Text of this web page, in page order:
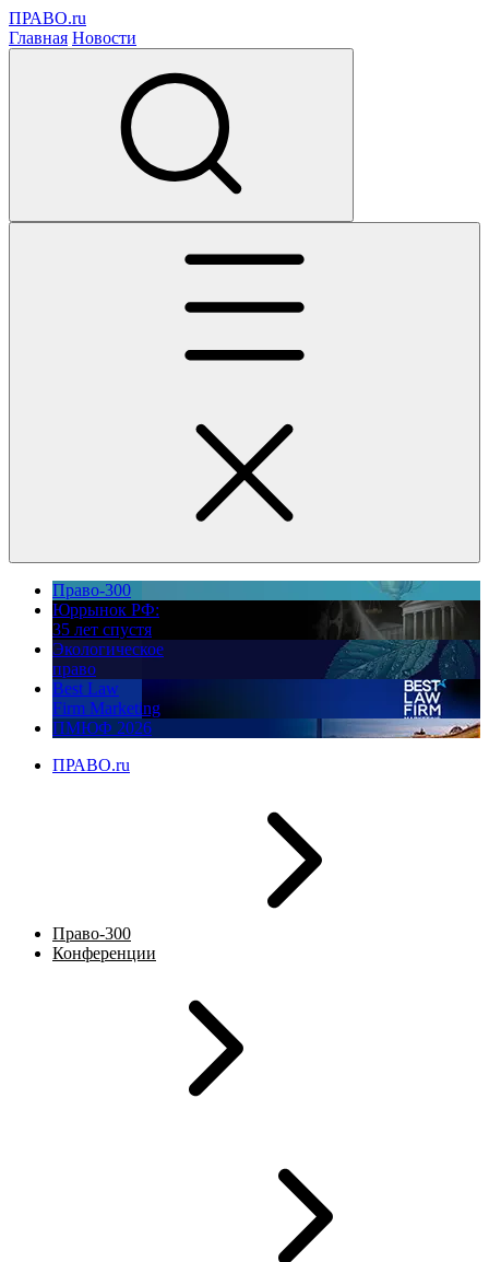
ПРАВО.ru
Главная Новости
Право-300
Юррынок РФ:
35 лет спустя
Экологическое
право
Best Law
Firm Marketing
ПМЮФ 2026
ПРАВО.ru
Право-300
Конференции